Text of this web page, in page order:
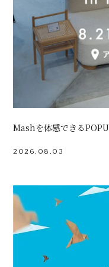
Mashを体感できる
2026.08.03